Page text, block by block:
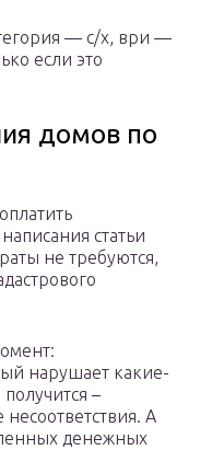
— с/х, ври —
если это
домов по
статьи
не требуются,
нарушает какие-
–
несоответствия. А
денежных